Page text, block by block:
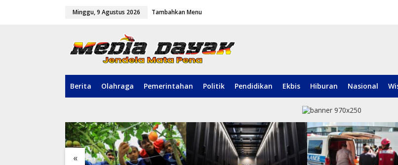
Minggu, 9 Agustus 2026 Tambahkan Menu
Berita Olahraga Pemerintahan Politik Pendidikan Ekbis Hiburan Nasional
«